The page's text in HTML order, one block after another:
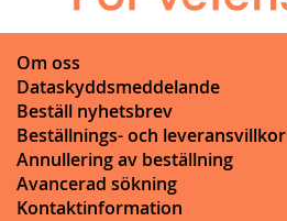
Om oss
Dataskyddsmeddelande
Beställ nyhetsbrev
Beställnings- och leveransvillkor
Annullering av beställning
Avancerad sökning
Kontaktinformation